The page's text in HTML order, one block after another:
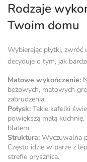
Rodzaje
Twoim domu
Wybierając płytki,
decyduje o tym, jak
Matowe wykończenie:
beżowych, matowych
zabrudzenia.
Połysk: Takie kafelki
powiększą małą
blatem.
Struktura: Wyczuwalna
Często idzie w parze z
strefie prysznica.